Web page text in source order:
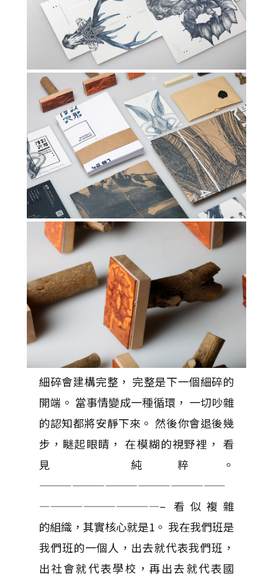
細碎會建構完整， 完整是下一個細碎的
開端。 當事情變成一種循環， 一切吵雜
的認知都將安靜下來。 然後你會退後幾
步，瞇起眼睛， 在模糊的視野裡， 看
見 純粹。
—————————————————
———————————– 看似複雜
的組織，其實核心就是1。 我在我們班是
我們班的一個人，出去就代表我們班，
出社會就代表學校，再出去就代表國